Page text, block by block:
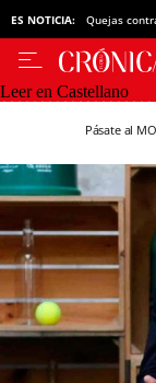
ES NOTICIA: Quejas
Leer en Castellano
Pásate al